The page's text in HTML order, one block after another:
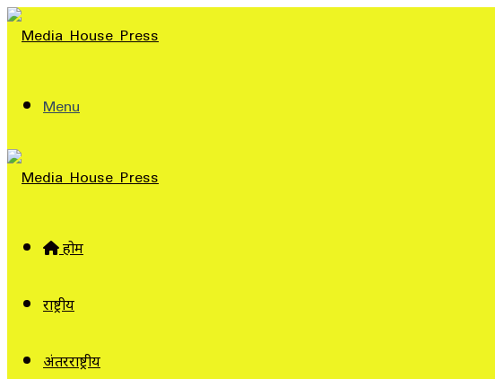
Menu
होम
राष्ट्रीय
अंतरराष्ट्रीय